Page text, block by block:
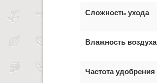
Сложность ухода
Влажность воздуха
Частота удобрения